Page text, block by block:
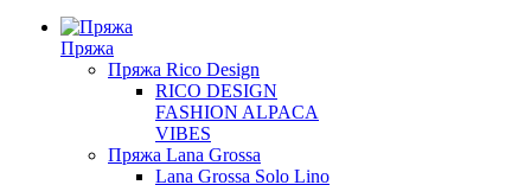
Пряжа
Пряжа Rico Design
RICO DESIGN
FASHION ALPACA
VIBES
Пряжа Lana Grossa
Lana Grossa Solo Lino